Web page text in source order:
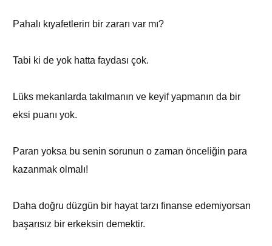
Pahalı kıyafetlerin bir zararı var mı?
Tabi ki de yok hatta faydası çok.
Lüks mekanlarda takılmanın ve keyif yapmanın da bir
eksi puanı yok.
Paran yoksa bu senin sorunun o zaman önceliğin para
kazanmak olmalı!
Daha doğru düzgün bir hayat tarzı finanse edemiyorsan
başarısız bir erkeksin demektir.